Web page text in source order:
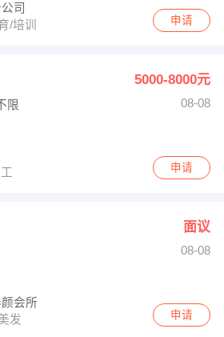
司
/培训 申请
5000-8000元
限 08-08
申请
面议
08-08
会所
发 申请